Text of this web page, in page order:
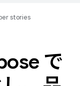
stories
で